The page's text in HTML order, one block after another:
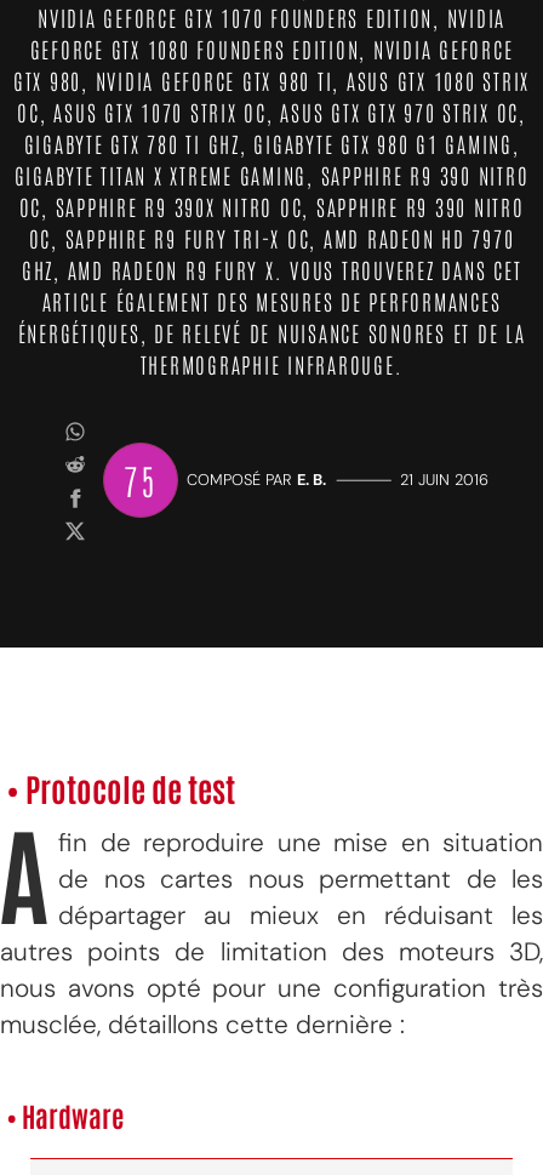
NVIDIA GEFORCE GTX 1070 FOUNDERS EDITION, NVIDIA
GEFORCE GTX 1080 FOUNDERS EDITION, NVIDIA GEFORCE
GTX 980, NVIDIA GEFORCE GTX 980 TI, ASUS GTX 1080 STRIX
OC, ASUS GTX 1070 STRIX OC, ASUS GTX GTX 970 STRIX OC,
GIGABYTE GTX 780 TI GHZ, GIGABYTE GTX 980 G1 GAMING,
GIGABYTE TITAN X XTREME GAMING, SAPPHIRE R9 390 NITRO
OC, SAPPHIRE R9 390X NITRO OC, SAPPHIRE R9 390 NITRO
OC, SAPPHIRE R9 FURY TRI-X OC, AMD RADEON HD 7970
GHZ, AMD RADEON R9 FURY X. VOUS TROUVEREZ DANS CET
ARTICLE ÉGALEMENT DES MESURES DE PERFORMANCES
ÉNERGÉTIQUES, DE RELEVÉ DE NUISANCE SONORES ET DE LA
THERMOGRAPHIE INFRAROUGE.
75 COMPOSÉ PAR E. B. ————— 21 JUIN 2016
• Protocole de test
A fin de reproduire une mise en situation
de nos cartes nous permettant de les
départager au mieux en réduisant les
autres points de limitation des moteurs 3D,
nous avons opté pour une configuration très
musclée, détaillons cette dernière :
• Hardware